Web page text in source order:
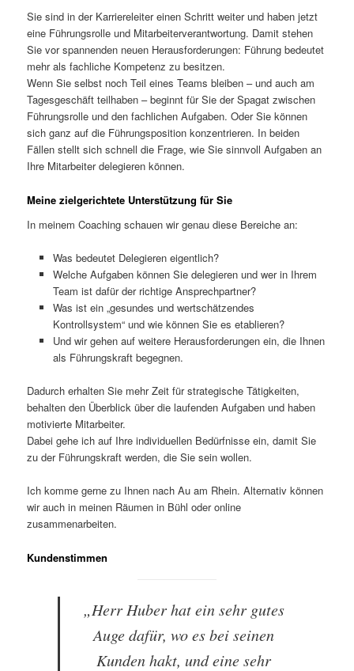
Sie sind in der Karriereleiter einen Schritt weiter und haben jetzt
eine Führungsrolle und Mitarbeiterverantwortung. Damit stehen
Sie vor spannenden neuen Herausforderungen: Führung bedeutet
mehr als fachliche Kompetenz zu besitzen.
Wenn Sie selbst noch Teil eines Teams bleiben – und auch am
Tagesgeschäft teilhaben – beginnt für Sie der Spagat zwischen
Führungsrolle und den fachlichen Aufgaben. Oder Sie können
sich ganz auf die Führungsposition konzentrieren. In beiden
Fällen stellt sich schnell die Frage, wie Sie sinnvoll Aufgaben an
Ihre Mitarbeiter delegieren können.
Meine zielgerichtete Unterstützung für Sie
In meinem Coaching schauen wir genau diese Bereiche an:
Was bedeutet Delegieren eigentlich?
Welche Aufgaben können Sie delegieren und wer in Ihrem
Team ist dafür der richtige Ansprechpartner?
Was ist ein „gesundes und wertschätzendes
Kontrollsystem“ und wie können Sie es etablieren?
Und wir gehen auf weitere Herausforderungen ein, die Ihnen
als Führungskraft begegnen.
Dadurch erhalten Sie mehr Zeit für strategische Tätigkeiten,
behalten den Überblick über die laufenden Aufgaben und haben
motivierte Mitarbeiter.
Dabei gehe ich auf Ihre individuellen Bedürfnisse ein, damit Sie
zu der Führungskraft werden, die Sie sein wollen.
Ich komme gerne zu Ihnen nach Au am Rhein. Alternativ können
wir auch in meinen Räumen in Bühl oder online
zusammenarbeiten.
Kundenstimmen
„Herr Huber hat ein sehr gutes
Auge dafür, wo es bei seinen
Kunden hakt, und eine sehr